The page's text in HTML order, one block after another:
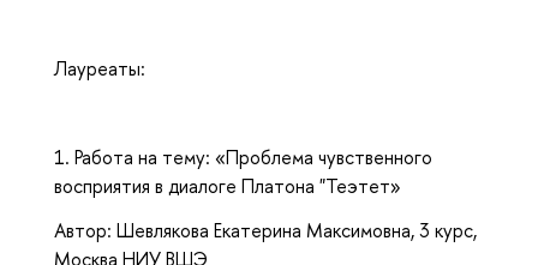
Лауреаты:
1. Работа на тему: «Проблема чувственного
восприятия в диалоге Платона "Теэтет»
Автор: Шевлякова Екатерина Максимовна, 3 курс,
Москва НИУ ВШЭ